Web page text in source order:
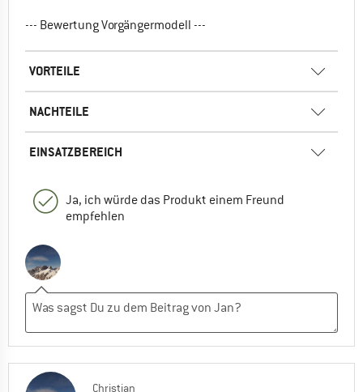
--- Bewertung Vorgängermodell ---
VORTEILE
NACHTEILE
EINSATZBEREICH
Ja, ich würde das Produkt einem Freund
empfehlen
Christian